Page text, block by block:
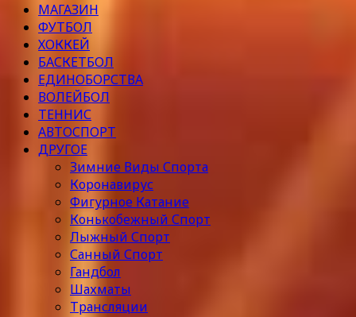
МАГАЗИН
ФУТБОЛ
ХОККЕЙ
БАСКЕТБОЛ
ЕДИНОБОРСТВА
ВОЛЕЙБОЛ
ТЕННИС
АВТОСПОРТ
ДРУГОЕ
Зимние Виды Спорта
Коронавирус
Фигурное Катание
Конькобежный Спорт
Лыжный Спорт
Санный Спорт
Гандбол
Шахматы
Трансляции